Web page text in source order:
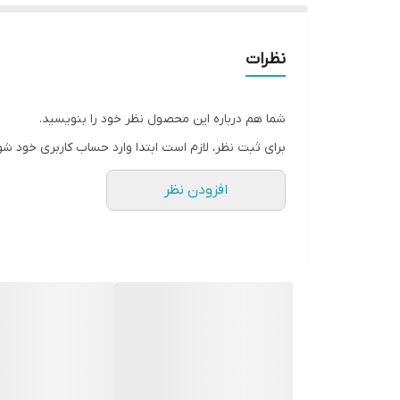
• ادوتویلت لوپ تایم اسکوپ یک سفر در جریان زمان
• رایحه ای نوستالژیک که گرمای خاطرات شاد و انتظار
نظرات
شما هم درباره این محصول نظر خود را بنویسید.
برای ثبت نظر، لازم است ابتدا وارد حساب کاربری خود
افزودن نظر